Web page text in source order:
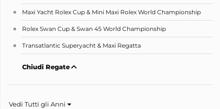
Maxi Yacht Rolex Cup & Mini Maxi Rolex World Championship
Rolex Swan Cup & Swan 45 World Championship
Transatlantic Superyacht & Maxi Regatta
Chiudi Regate
Vedi Tutti gli Anni